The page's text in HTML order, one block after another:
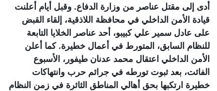
أدى إلى مقتل عناصر من وزارة الدفاع. وقبل أيام أعلنت
قيادة الأمن الداخلي في محافظة اللاذقية، إلقاء القبض
على عادل سمير علي كبيبو، أحد عناصر الخلايا التابعة
للنظام السابق، المتورط في أعمال خطيرة. كما أعلن
الأمن الداخلي اعتقال محمد عدنان طيفور، الأسبوع
الفائت، بعد ثبوت تورطه في جرائم حرب وانتهاكات
خطيرة ارتكبها بحق أهالي المناطق الثائرة في زمن النظام